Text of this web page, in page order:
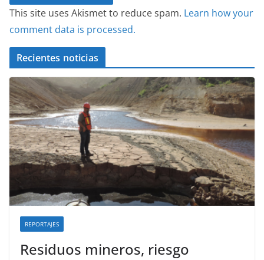
This site uses Akismet to reduce spam. Learn how your
comment data is processed.
Recientes noticias
REPORTAJES
Residuos mineros, riesgo